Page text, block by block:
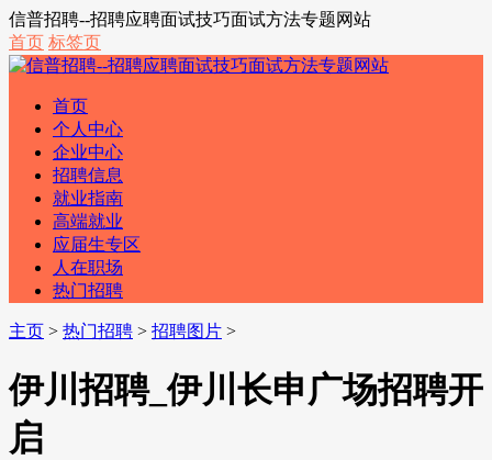
信普招聘--招聘应聘面试技巧面试方法专题网站
首页 标签页
首页
个人中心
企业中心
招聘信息
就业指南
高端就业
应届生专区
人在职场
热门招聘
主页 > 热门招聘 > 招聘图片 >
伊川招聘_伊川长申广场招聘开
启